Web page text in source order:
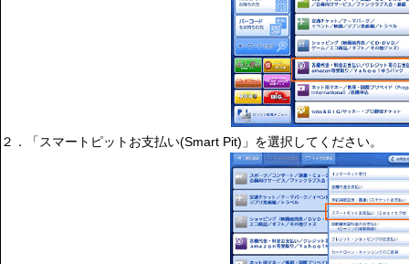
２．「スマートピットお支払い(Smart Pit)」を選択してください。